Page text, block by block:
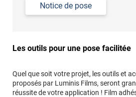
Notice de pose
Les outils pour une pose facilitée
Quel que soit votre projet, les outils et
proposés par Luminis Films, seront
réussite de votre application ! Film